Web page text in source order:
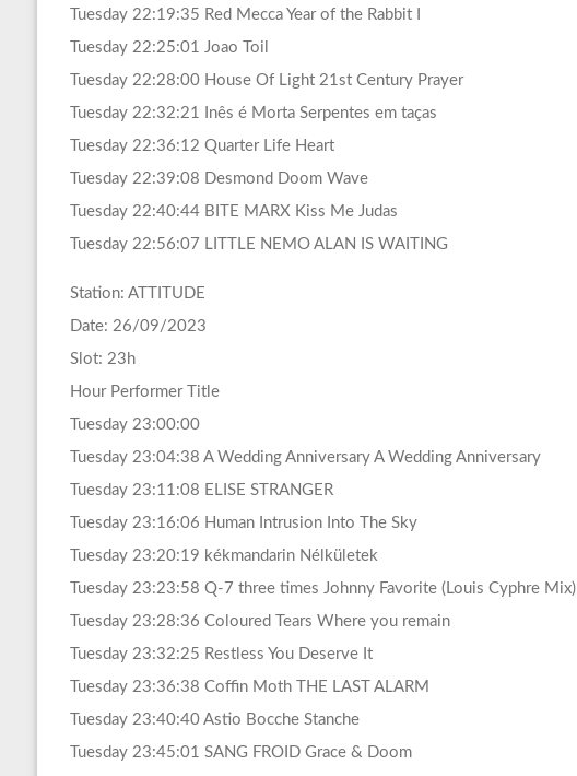
Tuesday 22:19:35 Red Mecca Year of the Rabbit I
Tuesday 22:25:01 Joao Toil
Tuesday 22:28:00 House Of Light 21st Century Prayer
Tuesday 22:32:21 Inês é Morta Serpentes em taças
Tuesday 22:36:12 Quarter Life Heart
Tuesday 22:39:08 Desmond Doom Wave
Tuesday 22:40:44 BITE MARX Kiss Me Judas
Tuesday 22:56:07 LITTLE NEMO ALAN IS WAITING
Station: ATTITUDE
Date: 26/09/2023
Slot: 23h
Hour Performer Title
Tuesday 23:00:00
Tuesday 23:04:38 A Wedding Anniversary A Wedding Anniversary
Tuesday 23:11:08 ELISE STRANGER
Tuesday 23:16:06 Human Intrusion Into The Sky
Tuesday 23:20:19 kékmandarin Nélkületek
Tuesday 23:23:58 Q-7 three times Johnny Favorite (Louis Cyphre Mix)
Tuesday 23:28:36 Coloured Tears Where you remain
Tuesday 23:32:25 Restless You Deserve It
Tuesday 23:36:38 Coffin Moth THE LAST ALARM
Tuesday 23:40:40 Astio Bocche Stanche
Tuesday 23:45:01 SANG FROID Grace & Doom